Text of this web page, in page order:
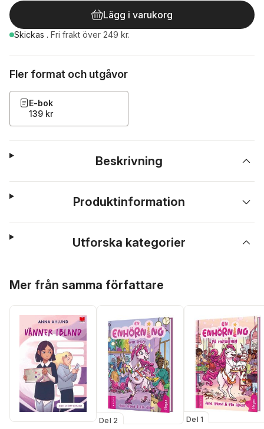
Lägg i varukorg
Skickas . Fri frakt över 249 kr.
Fler format och utgåvor
E-bok
139 kr
Beskrivning
Produktinformation
Utforska kategorier
Mer från samma författare
Del 2 Del 1